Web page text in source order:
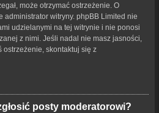
może otrzymać ostrzeżenie. O
witryny. phpBB Limited nie
udzielanymi na tej witrynie i nie ponosi
z nimi. Jeśli nadal nie masz jasności,
ostrzeżenie, skontaktuj się z
posty moderatorowi?